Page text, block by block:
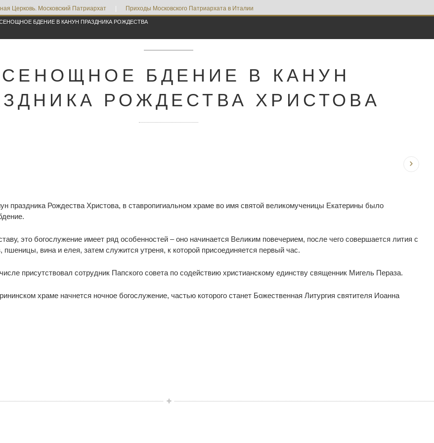
Церковь. Московский Патриархат Приходы Московского Патриархата в Италии
БДЕНИЕ В КАНУН ПРАЗДНИКА РОЖДЕСТВА
БДЕНИЕ В КАНУН
РОЖДЕСТВА ХРИСТОВА
праздника Рождества Христова, в ставропигиальном храме во имя святой великомученицы Екатерины было
это богослужение имеет ряд особенностей – оно начинается Великим повечерием, после чего совершается лития с
пшеницы, вина и елея, затем служится утреня, к которой присоединяется первый час.
присутствовал сотрудник Папского совета по содействию христианскому единству священник Мигель Пераза.
храме начнется ночное богослужение, частью которого станет Божественная Литургия святителя Иоанна